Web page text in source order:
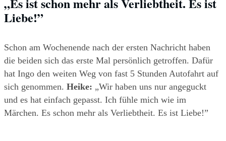
Liebe!”
Schon am Wochenende nach der ersten Nachricht haben
die beiden sich das erste Mal persönlich getroffen. Dafür
hat Ingo den weiten Weg von fast 5 Stunden Autofahrt auf
sich genommen. Heike: „Wir haben uns nur angeguckt
und es hat einfach gepasst. Ich fühle mich wie im
Märchen. Es schon mehr als Verliebtheit. Es ist Liebe!”